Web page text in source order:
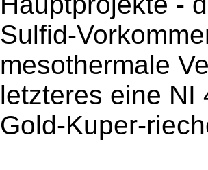
Sulfid-
mesothermale
letzteres eine NI
Gold-Kuper-